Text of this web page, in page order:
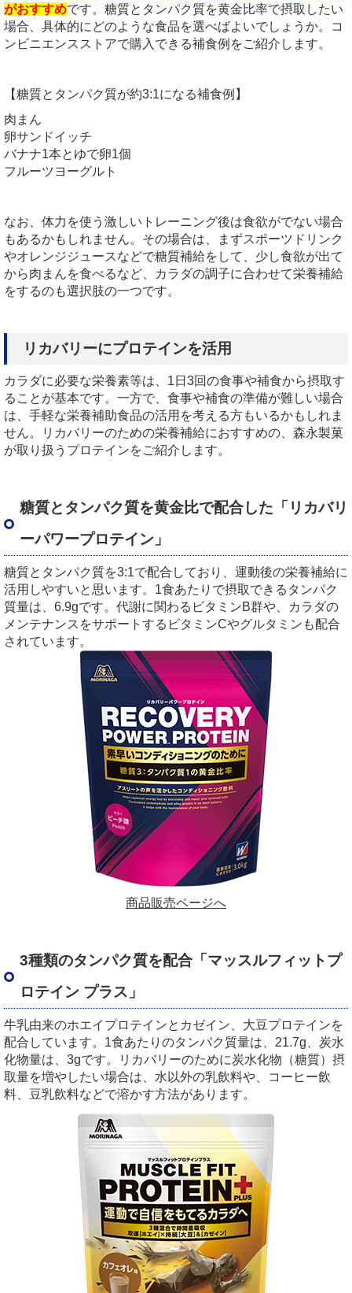
がおすすめです。糖質とタンパク質を黄金比率で摂取したい
場合、具体的にどのような食品を選べばよいでしょうか。コ
ンビニエンスストアで購入できる補食例をご紹介します。
【糖質とタンパク質が約3:1になる補食例】
肉まん
卵サンドイッチ
バナナ1本とゆで卵1個
フルーツヨーグルト
なお、体力を使う激しいトレーニング後は食欲がでない場合
もあるかもしれません。その場合は、まずスポーツドリンク
やオレンジジュースなどで糖質補給をして、少し食欲が出て
から肉まんを食べるなど、カラダの調子に合わせて栄養補給
をするのも選択肢の一つです。
リカバリーにプロテインを活用
カラダに必要な栄養素等は、1日3回の食事や補食から摂取す
ることが基本です。一方で、食事や補食の準備が難しい場合
は、手軽な栄養補助食品の活用を考える方もいるかもしれま
せん。リカバリーのための栄養補給におすすめの、森永製菓
が取り扱うプロテインをご紹介します。
糖質とタンパク質を黄金比で配合した「リカバリ
ーパワープロテイン」
糖質とタンパク質を3:1で配合しており、運動後の栄養補給に
活用しやすいと思います。1食あたりで摂取できるタンパク
質量は、6.9gです。代謝に関わるビタミンB群や、カラダの
メンテナンスをサポートするビタミンCやグルタミンも配合
されています。
商品販売ページへ
3種類のタンパク質を配合「マッスルフィットプ
ロテイン プラス」
牛乳由来のホエイプロテインとカゼイン、大豆プロテインを
配合しています。1食あたりのタンパク質量は、21.7g、炭水
化物量は、3gです。リカバリーのために炭水化物（糖質）摂
取量を増やしたい場合は、水以外の乳飲料や、コーヒー飲
料、豆乳飲料などで溶かす方法があります。